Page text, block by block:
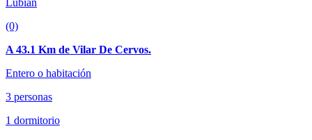
(0)
A 43.1 Km de Vilar De Cervos.
Entero o habitación
3 personas
1 dormitorio